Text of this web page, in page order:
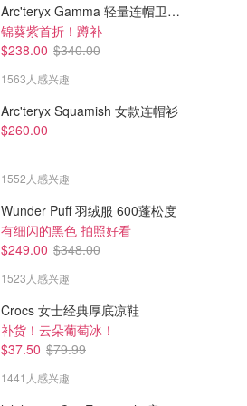
Arc'teryx Gamma 轻量连帽卫衣 女款
锦葵紫首折！蹲补
$238.00 $340.00
1563人感兴趣
Arc'teryx Squamish 女款连帽衫
$260.00
1552人感兴趣
Wunder Puff 羽绒服 600蓬松度
有细闪的黑色 拍照好看
$249.00 $348.00
1523人感兴趣
Crocs 女士经典厚底凉鞋
补货！云朵葡萄冰！
$37.50 $79.99
1441人感兴趣